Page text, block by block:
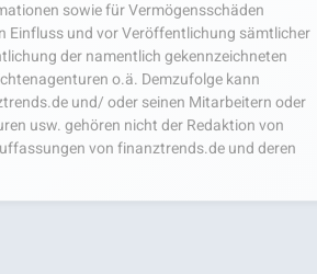
sowie für Vermögensschäden
Einfluss und vor Veröffentlichung sämtlicher
der namentlich gekennzeichneten
o.ä. Demzufolge kann
und/ oder seinen Mitarbeitern oder
usw. gehören nicht der Redaktion von
von finanztrends.de und deren